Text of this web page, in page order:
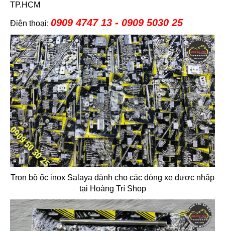
TP.HCM
Điện thoại: 0909 4747 13 - 0909 5030 25
Trọn bộ ốc inox Salaya dành cho các dòng xe được nhập
tại Hoàng Trí Shop